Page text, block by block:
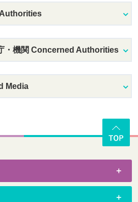
・機関 Concerned Authorities
Media